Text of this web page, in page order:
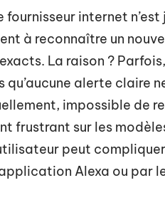
fournisseur internet
à reconnaître un
La raison ?
qu’aucune alerte claire
impossible de
frustrant sur les
peut
Alexa ou par